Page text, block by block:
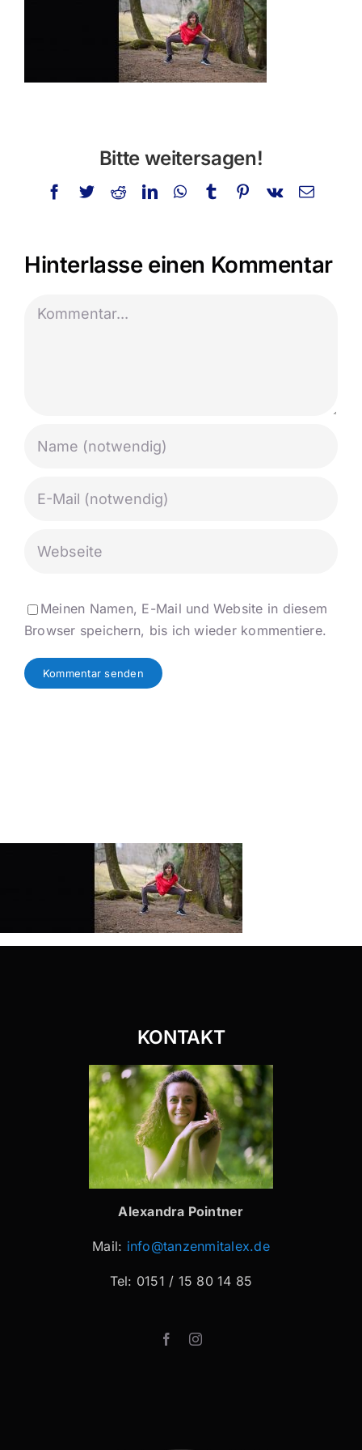
nach:
Bitte weitersagen!
Facebook
TwitterRedditLinkedInWhatsApp
TumblrPinterest
Vk
E-
Hinterlasse einen Kommentar
Kommentar
Meinen Namen, E-Mail und Website in diesem
Browser speichern, bis ich wieder kommentiere.
KONTAKT
Alexandra Pointner
Mail: info@tanzenmitalex.de
Tel: 0151 / 15 80 14 85